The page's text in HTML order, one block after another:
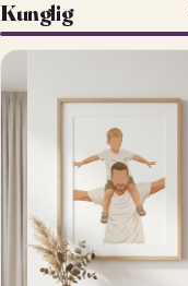
Kunglig